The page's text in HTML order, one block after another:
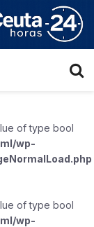
of type bool
wp-
of type bool
wp-